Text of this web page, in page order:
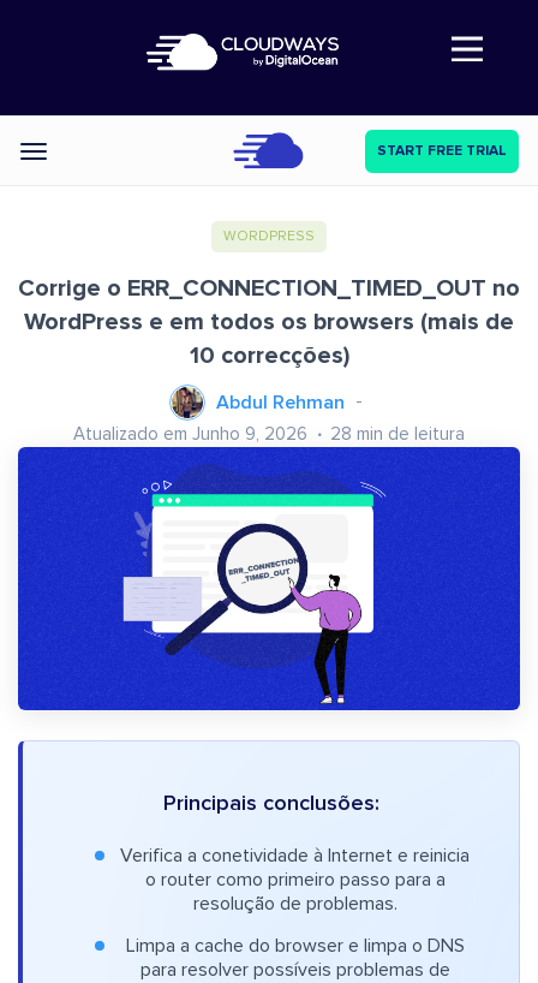
Abre a navegação
Categories START FREE TRIAL
WORDPRESS
Corrige o ERR_CONNECTION_TIMED_OUT no
WordPress e em todos os browsers (mais de
10 correcções)
Abdul Rehman
Atualizado em Junho 9, 2026 28 min de leitura
Principais conclusões:
Verifica a conetividade à Internet e reinicia
o router como primeiro passo para a
resolução de problemas.
Limpa a cache do browser e limpa o DNS
para resolver possíveis problemas de